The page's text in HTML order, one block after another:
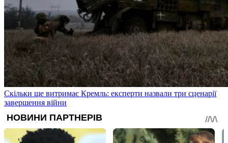
Скільки ще витримає Кремль: експерти назвали три сценарії
завершення війни